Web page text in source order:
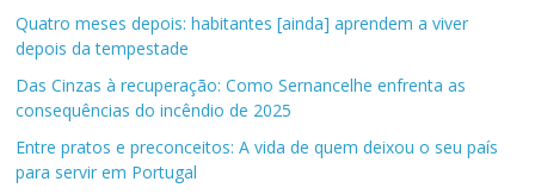
Quatro meses depois: habitantes [ainda] aprendem a viver
depois da tempestade
Das Cinzas à recuperação: Como Sernancelhe enfrenta as
consequências do incêndio de 2025
Entre pratos e preconceitos: A vida de quem deixou o seu país
para servir em Portugal